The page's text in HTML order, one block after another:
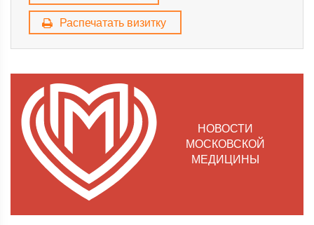
Распечатать визитку
НОВОСТИ
МОСКОВСКОЙ
МЕДИЦИНЫ